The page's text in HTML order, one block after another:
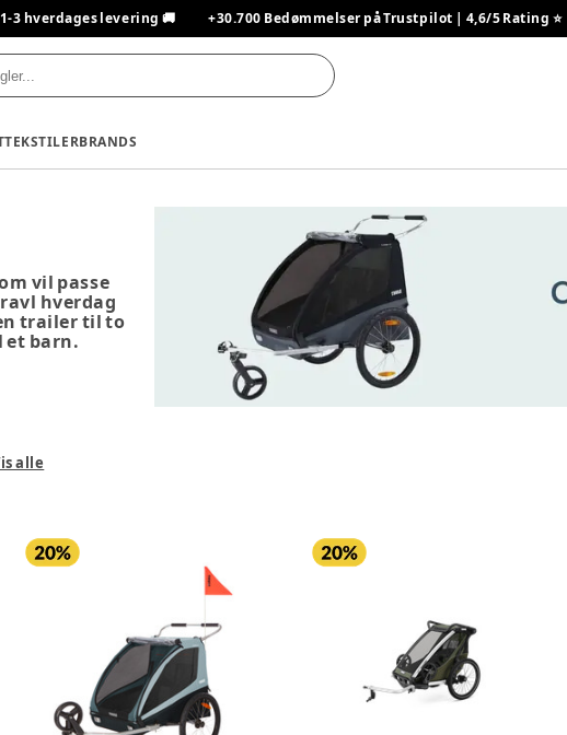
3 hverdages levering 🚚 +30.700 Bedømmelser på Trustpilot | 4,6/5 Rating ⭐️
TEKSTILERBRANDS
vil passe
hverdag
trailer til to
et barn.
alle